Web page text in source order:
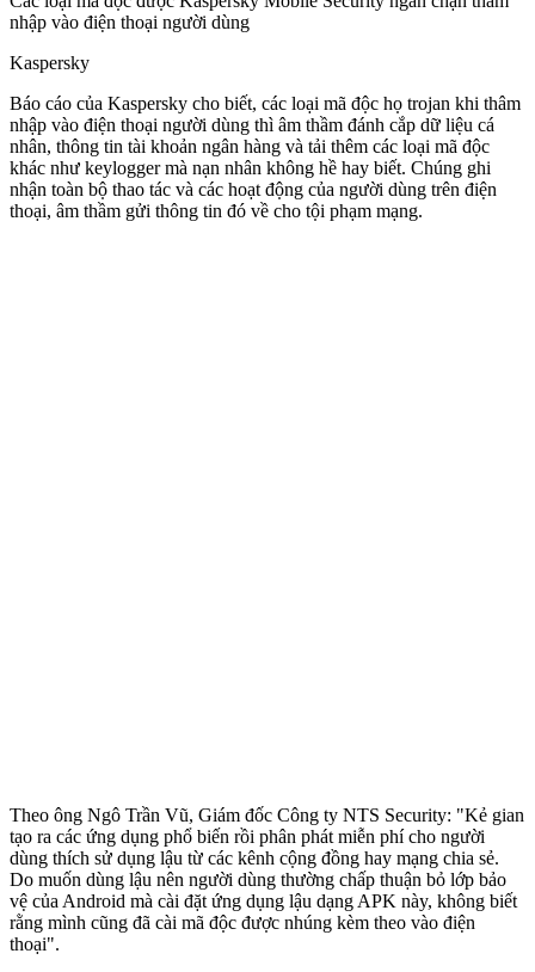
nhập vào điện thoại người dùng
Kaspersky
Báo cáo của Kaspersky cho biết, các loại mã độc họ trojan khi thâm
nhập vào điện thoại người dùng thì âm thầm đánh cắp dữ liệu cá
nhân, thông tin tài khoản ngân hàng và tải thêm các loại mã độc
khác như keylogger mà nạn nhân không hề hay biết. Chúng ghi
nhận toàn bộ thao tác và các hoạt động của người dùng trên điện
thoại, âm thầm gửi thông tin đó về cho tội phạm mạng.
Theo ông Ngô Trần Vũ, Giám đốc Công ty NTS Security: "Kẻ gian
tạo ra các ứng dụng phổ biến rồi phân phát miễn phí cho người
dùng thích sử dụng lậu từ các kênh cộng đồng hay mạng chia sẻ.
Do muốn dùng lậu nên người dùng thường chấp thuận bỏ lớp bảo
vệ của Android mà cài đặt ứng dụng lậu dạng APK này, không biết
rằng mình cũng đã cài mã độc được nhúng kèm theo vào điện
thoại".